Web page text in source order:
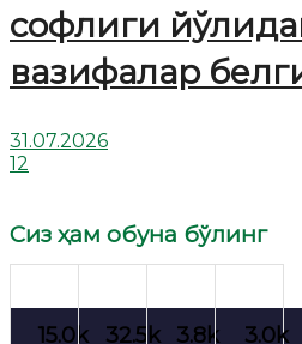
софлиги
вазифалар
31.07.2026
12
Сиз ҳам обуна бўлинг